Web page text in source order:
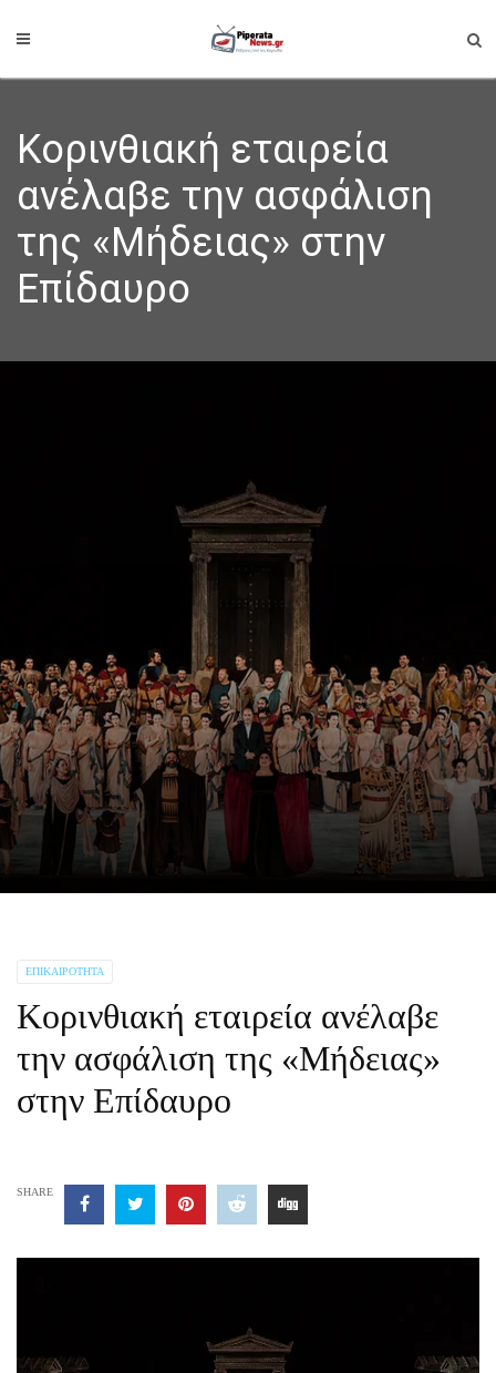
Κορινθιακή εταιρεία
ανέλαβε την ασφάλιση
της «Μήδειας» στην
Επίδαυρο
ΕΠΙΚΑΙΡΌΤΗΤΑ
Κορινθιακή εταιρεία ανέλαβε
την ασφάλιση της «Μήδειας»
στην Επίδαυρο
SHARE